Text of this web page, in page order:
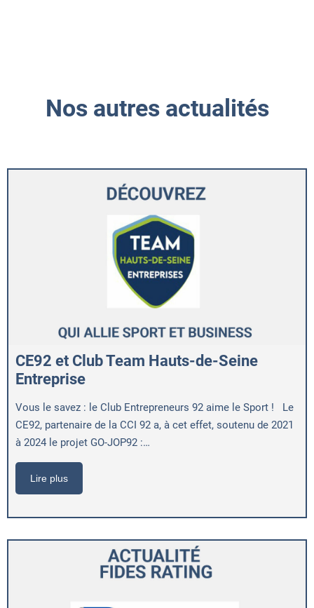
Nos autres actualités
CE92 et Club Team Hauts-de-Seine
Entreprise
Vous le savez : le Club Entrepreneurs 92 aime le Sport ! Le
CE92, partenaire de la CCI 92 a, à cet effet, soutenu de 2021
à 2024 le projet GO-JOP92 :…
Lire plus